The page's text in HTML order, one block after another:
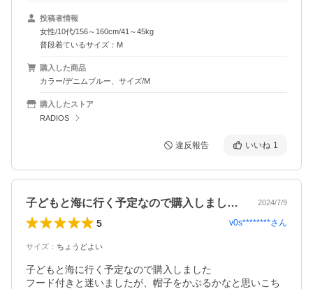
投稿者情報
女性/10代/156～160cm/41～45kg
普段着ているサイズ：M
購入した商品
カラー/デニムブルー、サイズ/M
購入したストア
RADIOS
違反報告 いいね 1
子どもと海に行く予定なので購入しました… 2024/7/9
5 v0s********さん
サイズ ： ちょうどよい
子どもと海に行く予定なので購入しました
フード付きと迷いましたが、帽子をかぶるかなと思いこち